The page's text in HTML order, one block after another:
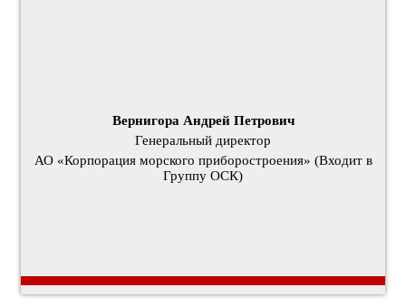
Вернигора Андрей Петрович
Генеральный директор
АО «Корпорация морского приборостроения» (Входит в
Группу ОСК)